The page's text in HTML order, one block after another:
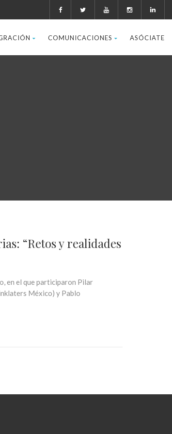
COMUNICACIONES ASÓCIATE
“Retos y realidades
en el que participaron Pilar
México) y Pablo